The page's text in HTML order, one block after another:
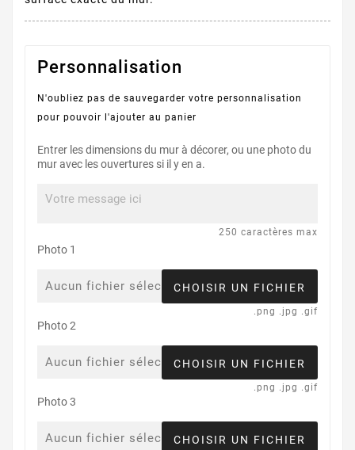
Personnalisation
N'oubliez pas de sauvegarder votre personnalisation
pour pouvoir l'ajouter au panier
Entrer les dimensions du mur à décorer, ou une photo du
mur avec les ouvertures si il y en a.
250 caractères max
Photo 1
Aucun fichier sélectionnéCHOISIR UN FICHIER
.png .jpg .gif
Photo 2
Aucun fichier sélectionnéCHOISIR UN FICHIER
.png .jpg .gif
Photo 3
Aucun fichier sélectionnéCHOISIR UN FICHIER